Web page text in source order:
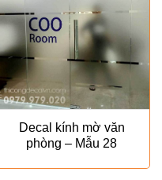
Decal kính mờ văn
phòng – Mẫu 28